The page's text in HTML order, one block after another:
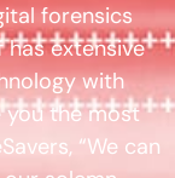
forensics
extensive
with
you the most
“We can